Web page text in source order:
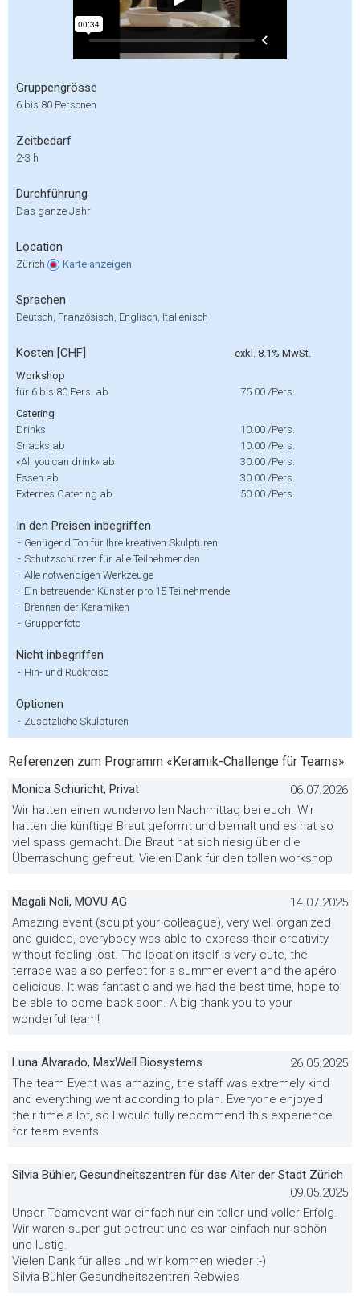
Gruppengrösse
6 bis 80 Personen
Zeitbedarf
2-3 h
Durchführung
Das ganze Jahr
Location
Zürich Karte anzeigen
Sprachen
Deutsch, Französisch, Englisch, Italienisch
Kosten [CHF]
exkl. 8.1% MwSt.
Workshop
für 6 bis 80 Pers. ab
75.00 /Pers.
Catering
Drinks
10.00 /Pers.
Snacks ab
10.00 /Pers.
«All you can drink» ab
30.00 /Pers.
Essen ab
30.00 /Pers.
Externes Catering ab
50.00 /Pers.
In den Preisen inbegriffen
- Genügend Ton für Ihre kreativen Skulpturen
- Schutzschürzen für alle Teilnehmenden
- Alle notwendigen Werkzeuge
- Ein betreuender Künstler pro 15 Teilnehmende
- Brennen der Keramiken
- Gruppenfoto
Nicht inbegriffen
- Hin- und Rückreise
Optionen
- Zusätzliche Skulpturen
Referenzen zum Programm «Keramik-Challenge für Teams»
Monica Schuricht, Privat
06.07.2026
Wir hatten einen wundervollen Nachmittag bei euch. Wir
hatten die künftige Braut geformt und bemalt und es hat so
viel spass gemacht. Die Braut hat sich riesig über die
Überraschung gefreut. Vielen Dank für den tollen workshop
Magali Noli, MOVU AG
14.07.2025
Amazing event (sculpt your colleague), very well organized
and guided, everybody was able to express their creativity
without feeling lost. The location itself is very cute, the
terrace was also perfect for a summer event and the apéro
delicious. It was fantastic and we had the best time, hope to
be able to come back soon. A big thank you to your
wonderful team!
Luna Alvarado, MaxWell Biosystems
26.05.2025
The team Event was amazing, the staff was extremely kind
and everything went according to plan. Everyone enjoyed
their time a lot, so I would fully recommend this experience
for team events!
Silvia Bühler, Gesundheitszentren für das Alter der Stadt Zürich
09.05.2025
Unser Teamevent war einfach nur ein toller und voller Erfolg.
Wir waren super gut betreut und es war einfach nur schön
und lustig.
Vielen Dank für alles und wir kommen wieder :-)
Silvia Bühler Gesundheitszentren Rebwies